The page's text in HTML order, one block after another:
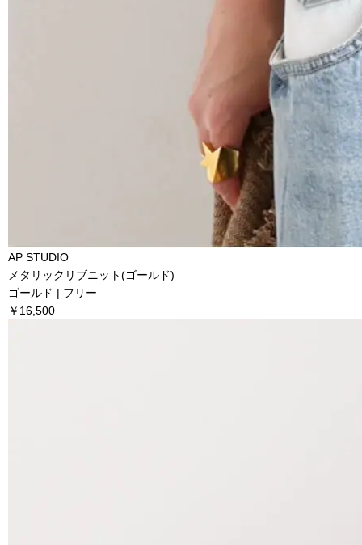
AP STUDIO
メタリックリブニット(ゴールド)
ゴールド | フリー
￥16,500